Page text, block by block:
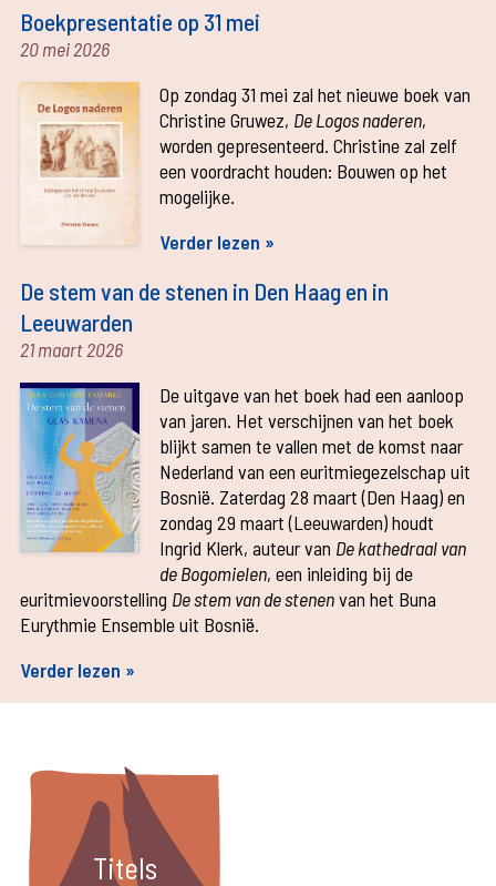
Boekpresentatie op 31 mei
20 mei 2026
Op zondag 31 mei zal het nieuwe boek van
Christine Gruwez, De Logos naderen,
worden gepresenteerd. Christine zal zelf
een voordracht houden: Bouwen op het
mogelijke.
Verder lezen »
De stem van de stenen in Den Haag en in
Leeuwarden
21 maart 2026
De uitgave van het boek had een aanloop
van jaren. Het verschijnen van het boek
blijkt samen te vallen met de komst naar
Nederland van een euritmiegezelschap uit
Bosnië. Zaterdag 28 maart (Den Haag) en
zondag 29 maart (Leeuwarden) houdt
Ingrid Klerk, auteur van De kathedraal van
de Bogomielen, een inleiding bij de
euritmievoorstelling De stem van de stenenvan het Buna
Eurythmie Ensemble uit Bosnië.
Verder lezen »
Titels